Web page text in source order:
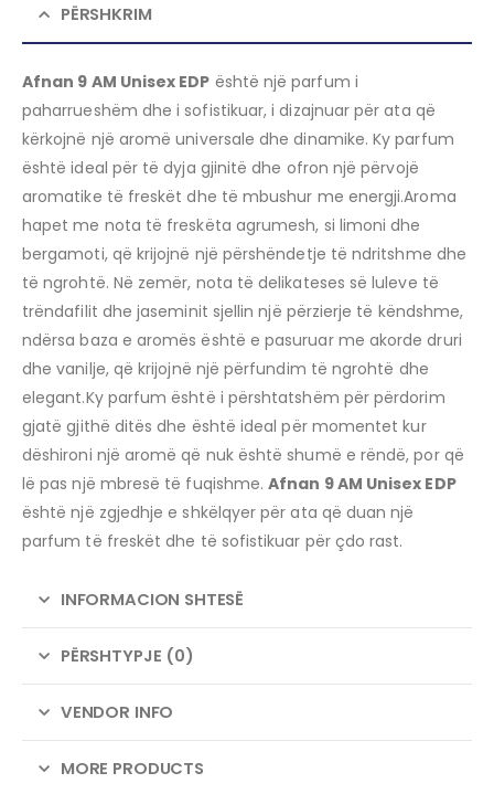
PËRSHKRIM
Afnan 9 AM Unisex EDP është një parfum i
paharrueshëm dhe i sofistikuar, i dizajnuar për ata që
kërkojnë një aromë universale dhe dinamike. Ky parfum
është ideal për të dyja gjinitë dhe ofron një përvojë
aromatike të freskët dhe të mbushur me energji.Aroma
hapet me nota të freskëta agrumesh, si limoni dhe
bergamoti, që krijojnë një përshëndetje të ndritshme dhe
të ngrohtë. Në zemër, nota të delikateses së luleve të
trëndafilit dhe jaseminit sjellin një përzierje të këndshme,
ndërsa baza e aromës është e pasuruar me akorde druri
dhe vanilje, që krijojnë një përfundim të ngrohtë dhe
elegant.Ky parfum është i përshtatshëm për përdorim
gjatë gjithë ditës dhe është ideal për momentet kur
dëshironi një aromë që nuk është shumë e rëndë, por që
lë pas një mbresë të fuqishme.Afnan 9 AM Unisex EDP
është një zgjedhje e shkëlqyer për ata që duan një
parfum të freskët dhe të sofistikuar për çdo rast.
INFORMACION SHTESË
PËRSHTYPJE (0)
VENDOR INFO
MORE PRODUCTS